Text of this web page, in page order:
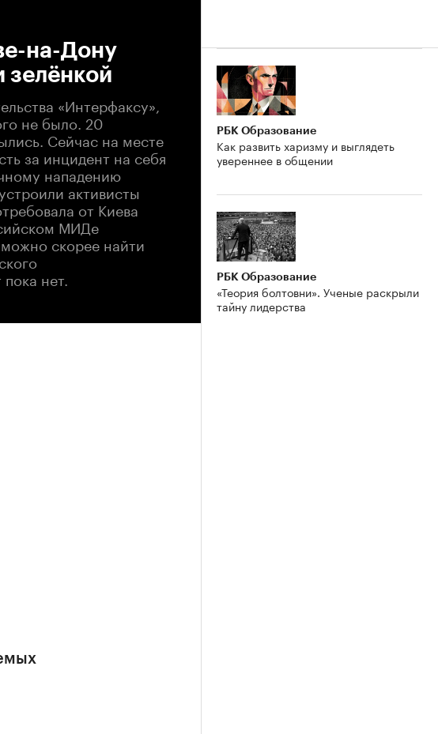
на-Дону
зелёнкой
«Интерфаксу»,
не было. 20
Сейчас на месте
за инцидент на себя
нападению
активисты
от Киева
МИДе
скорее найти
нет.
РБК Образование
Как развить харизму и выглядеть
увереннее в общении
РБК Образование
«Теория болтовни». Ученые раскрыли
тайну лидерства